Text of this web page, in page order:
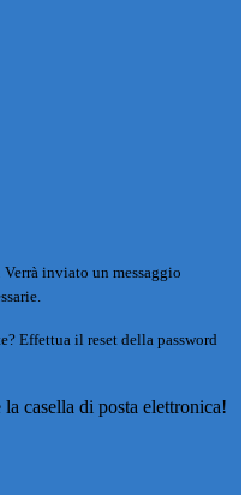
Verrà inviato un messaggio
Effettua il reset della password
casella di posta elettronica!